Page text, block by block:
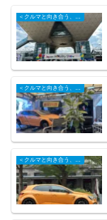
＜クルマと向き合う、日々の記録＞
＜クルマと向き合う、日々の記録＞